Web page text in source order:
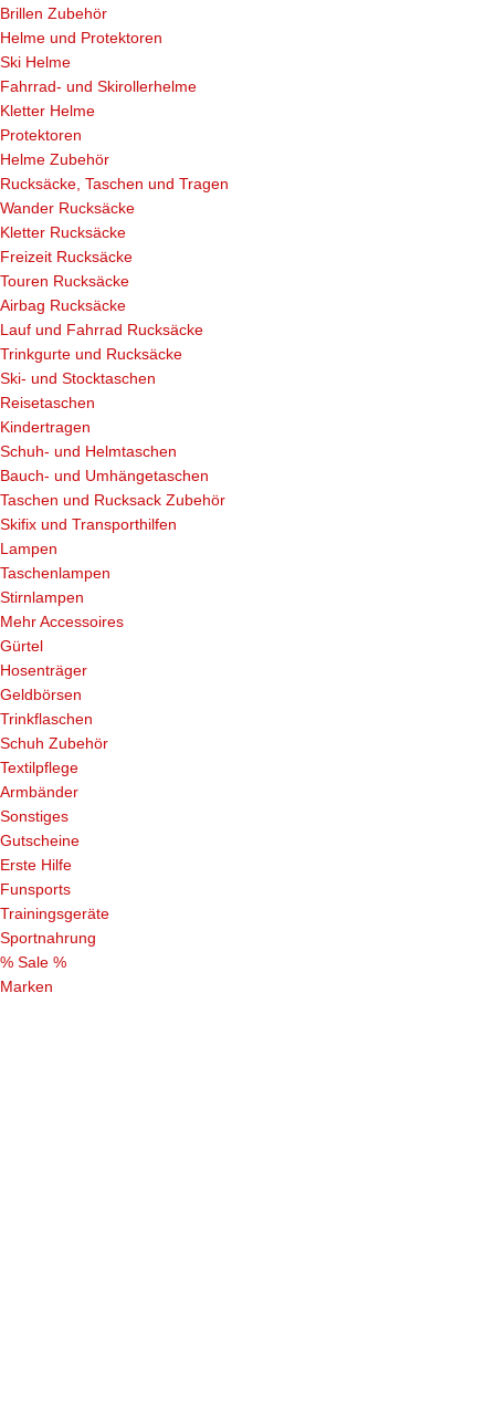
Brillen Zubehör
Helme und Protektoren
Ski Helme
Fahrrad- und Skirollerhelme
Kletter Helme
Protektoren
Helme Zubehör
Rucksäcke, Taschen und Tragen
Wander Rucksäcke
Kletter Rucksäcke
Freizeit Rucksäcke
Touren Rucksäcke
Airbag Rucksäcke
Lauf und Fahrrad Rucksäcke
Trinkgurte und Rucksäcke
Ski- und Stocktaschen
Reisetaschen
Kindertragen
Schuh- und Helmtaschen
Bauch- und Umhängetaschen
Taschen und Rucksack Zubehör
Skifix und Transporthilfen
Lampen
Taschenlampen
Stirnlampen
Mehr Accessoires
Gürtel
Hosenträger
Geldbörsen
Trinkflaschen
Schuh Zubehör
Textilpflege
Armbänder
Sonstiges
Gutscheine
Erste Hilfe
Funsports
Trainingsgeräte
Sportnahrung
% Sale %
Marken